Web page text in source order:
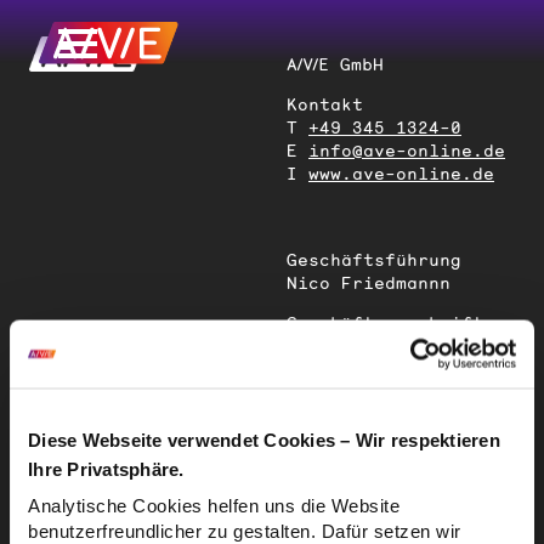
Diese Webseite verwendet Cookies – Wir respektieren
Ihre Privatsphäre.
Analytische Cookies helfen uns die Website
benutzerfreundlicher zu gestalten. Dafür setzen wir
A/V/E GmbH
Kontakt
T +49 345 1324-0
E info@ave-online.de
I www.ave-online.de
Geschäftsführung
Nico Friedmannn
Geschäftsanschrift
Magdeburger Straße
Sitz der
Gesellschaft